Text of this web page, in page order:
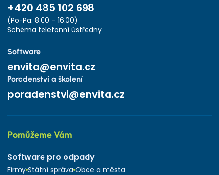
+420 485 102 698
(Po-Pa: 8.00 – 16.00)
Schéma telefonní ústředny
Software
envita@envita.cz
Poradenství a školení
poradenstvi@envita.cz
Pomůžeme Vám
Software pro odpady
Firmy Státní správa Obce a města